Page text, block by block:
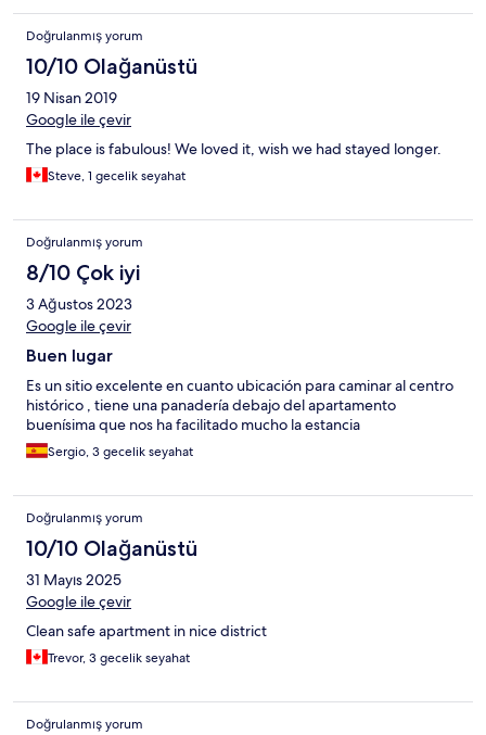
Doğrulanmış yorum
10/10 Olağanüstü
19 Nisan 2019
Google ile çevir
The place is fabulous! We loved it, wish we had stayed longer.
Steve, 1 gecelik seyahat
Doğrulanmış yorum
8/10 Çok iyi
3 Ağustos 2023
Google ile çevir
Buen lugar
Es un sitio excelente en cuanto ubicación para caminar al centro
histórico , tiene una panadería debajo del apartamento
buenísima que nos ha facilitado mucho la estancia
Sergio, 3 gecelik seyahat
Doğrulanmış yorum
10/10 Olağanüstü
31 Mayıs 2025
Google ile çevir
Clean safe apartment in nice district
Trevor, 3 gecelik seyahat
Doğrulanmış yorum